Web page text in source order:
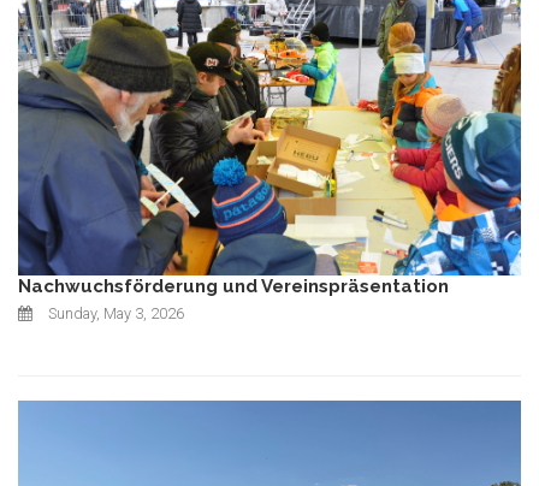
Nachwuchsförderung und Vereinspräsentation
Sunday, May 3, 2026